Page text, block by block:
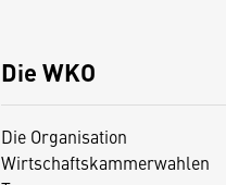
Die WKO
Die Organisation
Wirtschaftskammerwahlen